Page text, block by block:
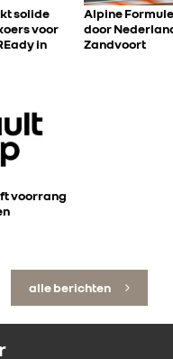
solide
voor
in
Alpine
door
Zandvoort
voorrang
alle berichten